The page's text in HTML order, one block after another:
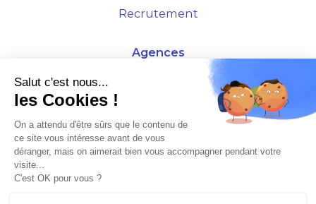
Recrutement
Agences
4 Rue de la Bourse - 69001 Lyon
10 rue d'Austerlitz - 75012 Paris
À L'HORIZON 2025
Salut c'est nous...
les Cookies !
On a attendu d'être sûrs que le contenu de
ce site vous intéresse avant de vous
déranger, mais on aimerait bien vous accompagner pendant votre
visite...
C'est OK pour vous ?